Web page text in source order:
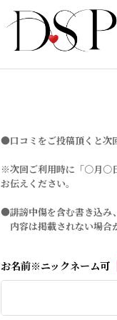
●口コミをご投稿頂くと次
※次回ご利用時に「○月○
お伝えください。
●誹謗中傷を含む書き込み
内容は掲載されない場合
お名前※ニックネーム可